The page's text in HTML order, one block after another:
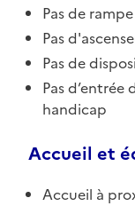
Pas de rampe
Pas
Pas de
Pas
handicap
Accueil et
Accueil à